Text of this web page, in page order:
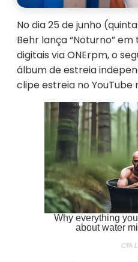
No dia 25 de junho
Behr lança“Noturno”em
digitais viaONErpm, o
álbum de estreia
clipe estreia no YouTube